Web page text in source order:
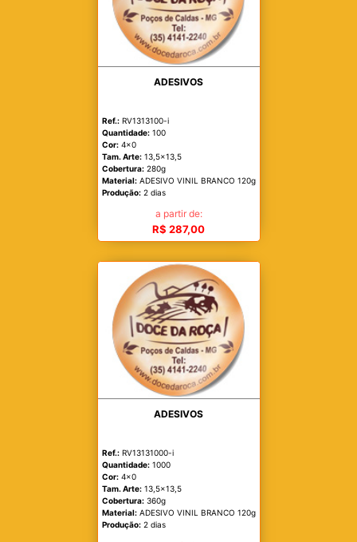
ADESIVOS
Ref.:RV1313100-i
Quantidade: 100
Cor: 4x0
Tam. Arte:13,5x13,5
Cobertura:280g
Material:ADESIVO VINIL BRANCO 120g
Produção:2 dias
a partir de:
R$ 287,00
ADESIVOS
Ref.:RV13131000-i
Quantidade: 1000
Cor: 4x0
Tam. Arte:13,5x13,5
Cobertura:360g
Material:ADESIVO VINIL BRANCO 120g
Produção:2 dias